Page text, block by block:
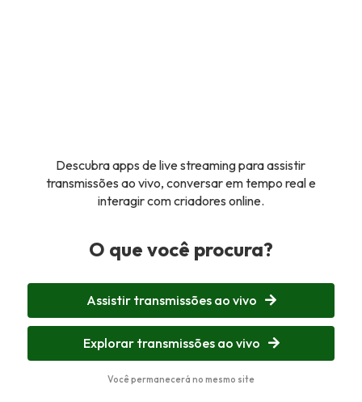
Descubra apps de live streaming para assistir
transmissões ao vivo, conversar em tempo real e
interagir com criadores online.
O que você procura?
Assistir transmissões ao vivo
Explorar transmissões ao vivo
Você permanecerá no mesmo site